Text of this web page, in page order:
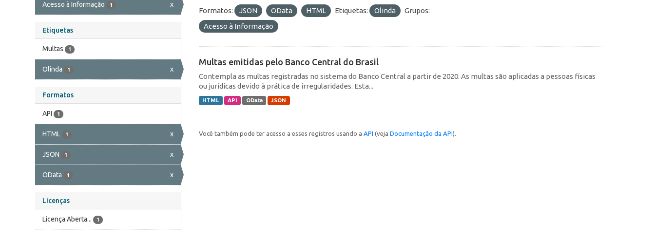
Acesso à Informação 1 x
Etiquetas
Multas 1
Olinda 1 x
Formatos
API 1
HTML 1 x
JSON 1 x
OData 1 x
Licenças
Licença Aberta... 1
Formatos: JSON OData HTML Etiquetas: Olinda
Grupos:
Acesso à Informação
Multas emitidas pelo Banco Central do Brasil
Contempla as multas registradas no sistema do Banco Central a partir de 2020. As multas são aplicadas a pessoas físicas
ou jurídicas devido à prática de irregularidades. Esta...
HTML API OData JSON
Você também pode ter acesso a esses registros usando a API (veja Documentação da API).